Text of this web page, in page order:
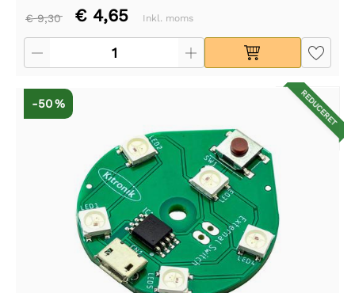
€ 9,30 € 4,65 Inkl. moms
REDUCERET
-50 %